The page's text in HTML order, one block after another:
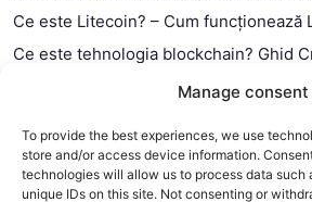
Manage consent
To provide the best experiences, we use
store and/or access device information.
technologies will allow us to process data such
unique IDs on this site. Not consenting or
Ce este Litecoin? – Cum funcționează
Ce este tehnologia blockchain? Ghid
Ce este contractul smart?